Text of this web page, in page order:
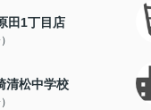
田1丁目店
清松中学校